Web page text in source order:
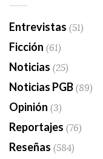
Entrevistas (51)
Ficción (61)
Noticias (25)
Noticias PGB(89)
Opinión (3)
Reportajes (76)
Reseñas (584)